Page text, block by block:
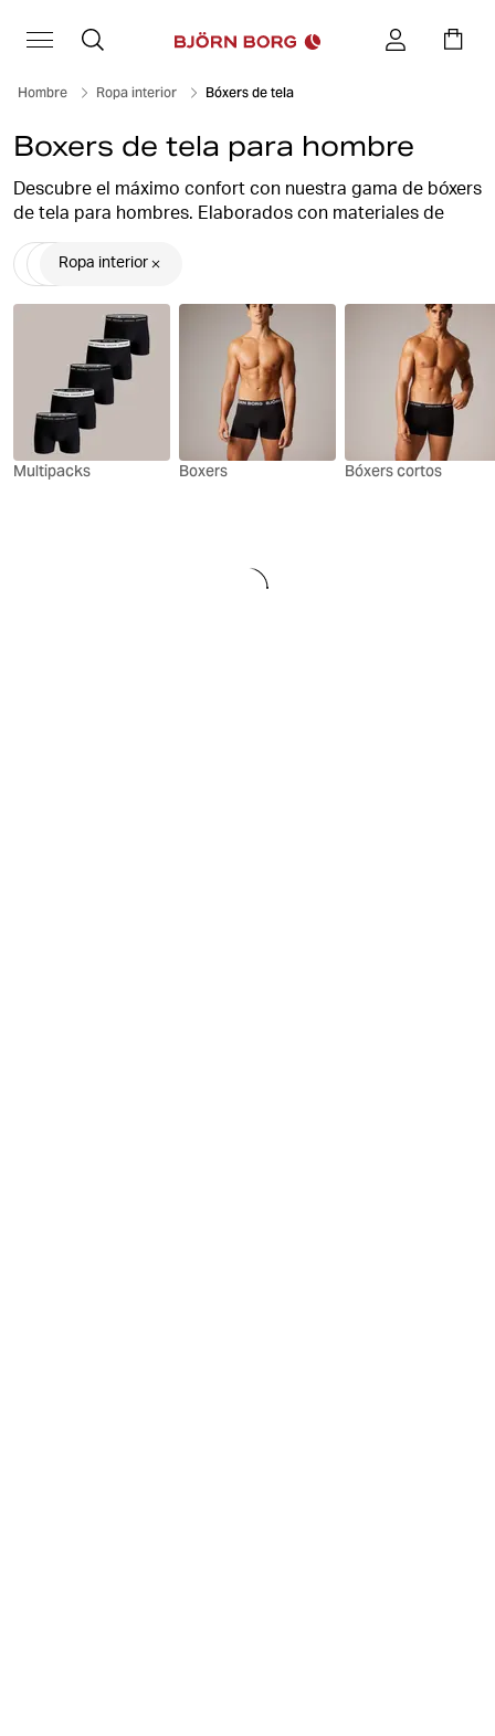
Hombre Ropa interior Bóxers de tela
Boxers de tela para hombre
Descubre el máximo confort con nuestra gama de bóxers
de tela para hombres. Elaborados con materiales de
primera calidad y diseñados para la libertad de
movimiento, nuestros
soporte y transpirabilidad incomparables. Nuestra
colección garantiza confort durante todo el día sin
comprometer el estilo. Explora nuestra selección de
bóxers holgados ahora y mejora tus básicos de ropa
interior.
Ropa interior
Multipacks Boxers Bóxers cortos